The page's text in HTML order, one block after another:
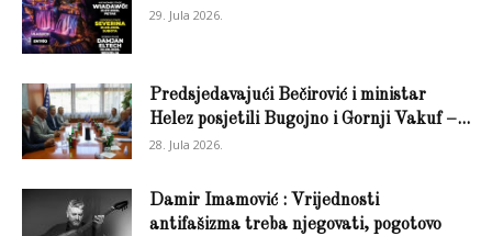
29. Jula 2026.
Predsjedavajući Bečirović i ministar
Helez posjetili Bugojno i Gornji Vakuf –...
28. Jula 2026.
Damir Imamović : Vrijednosti
antifašizma treba njegovati, pogotovo